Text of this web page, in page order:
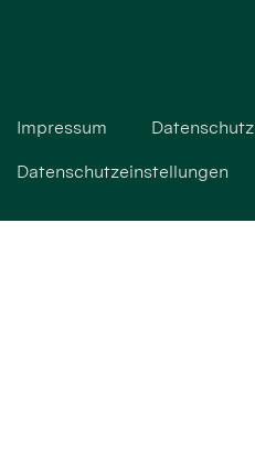
Impressum Datenschutz
Datenschutzeinstellungen